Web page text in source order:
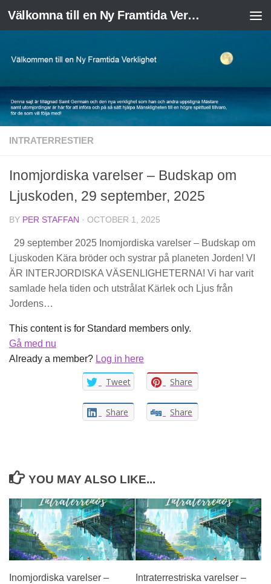
Skip to content Välkomna till en Ny Framtida Verklighet
INTRATERRESTIER
Inomjordiska varelser – Budskap om
Ljuskoden, 29 september, 2025
BY PER STAFFAN · OCTOBER 1, 2025
29 september 2025 Inomjordiska varelser – Budskap om
Ljuskoden Kära bröder och systrar på planeten Jorden! VI
ÄR INTERJORDISKA VÄSENLIGHETERNA! Vi har varit
samlade hela tiden och utstrålat Kärlek och Ljus från
Jordens…
This content is for Standard members only.
Gå med nu
Already a member? Log in here
Tweet Share
Share Share
YOU MAY ALSO LIKE...
Inomjordiska varelser –
Intraterrestriska varelser –